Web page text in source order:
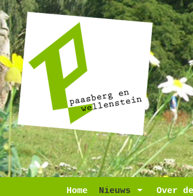
Home Nieuws ToggleOver